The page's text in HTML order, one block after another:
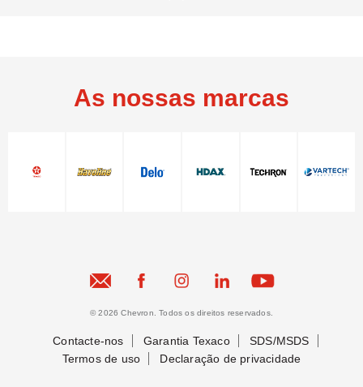
As nossas marcas
© 2026 Chevron. Todos os direitos reservados.
Contacte-nos Garantia Texaco
SDS/MSDS
Termos de uso
Declaração de privacidade
Vamos nos conectar